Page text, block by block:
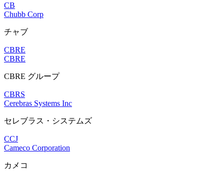
CB
Chubb Corp
チャブ
CBRE
CBRE
CBRE グループ
CBRS
Cerebras Systems Inc
セレブラス・システムズ
CCJ
Cameco Corporation
カメコ